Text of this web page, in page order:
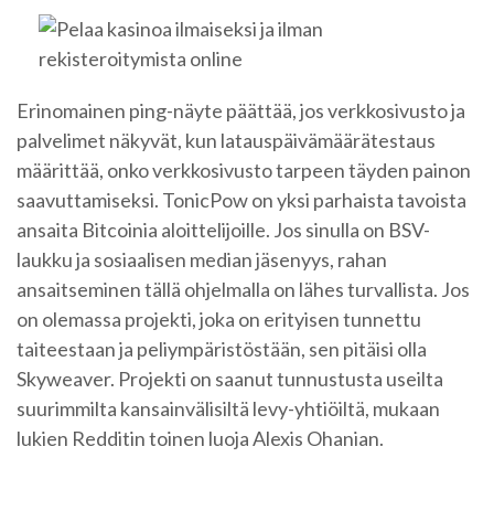
Erinomainen ping-näyte päättää, jos verkkosivusto ja
palvelimet näkyvät, kun latauspäivämäärätestaus
määrittää, onko verkkosivusto tarpeen täyden painon
saavuttamiseksi. TonicPow on yksi parhaista tavoista
ansaita Bitcoinia aloittelijoille. Jos sinulla on BSV-
laukku ja sosiaalisen median jäsenyys, rahan
ansaitseminen tällä ohjelmalla on lähes turvallista. Jos
on olemassa projekti, joka on erityisen tunnettu
taiteestaan ​​ja peliympäristöstään, sen pitäisi olla
Skyweaver. Projekti on saanut tunnustusta useilta
suurimmilta kansainvälisiltä levy-yhtiöiltä, ​​mukaan
lukien Redditin toinen luoja Alexis Ohanian.